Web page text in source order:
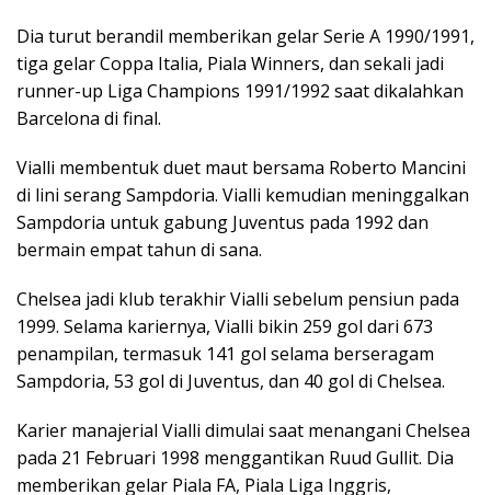
Dia turut berandil memberikan gelar Serie A 1990/1991,
tiga gelar Coppa Italia, Piala Winners, dan sekali jadi
runner-up Liga Champions 1991/1992 saat dikalahkan
Barcelona di final.
Vialli membentuk duet maut bersama Roberto Mancini
di lini serang Sampdoria. Vialli kemudian meninggalkan
Sampdoria untuk gabung Juventus pada 1992 dan
bermain empat tahun di sana.
Chelsea jadi klub terakhir Vialli sebelum pensiun pada
1999. Selama kariernya, Vialli bikin 259 gol dari 673
penampilan, termasuk 141 gol selama berseragam
Sampdoria, 53 gol di Juventus, dan 40 gol di Chelsea.
Karier manajerial Vialli dimulai saat menangani Chelsea
pada 21 Februari 1998 menggantikan Ruud Gullit. Dia
memberikan gelar Piala FA, Piala Liga Inggris,